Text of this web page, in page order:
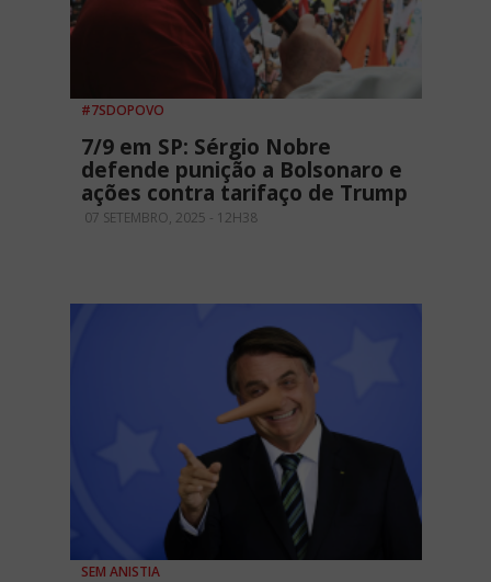
#7SDOPOVO
7/9 em SP: Sérgio Nobre
defende punição a Bolsonaro e
ações contra tarifaço de Trump
07 SETEMBRO, 2025 - 12H38
SEM ANISTIA